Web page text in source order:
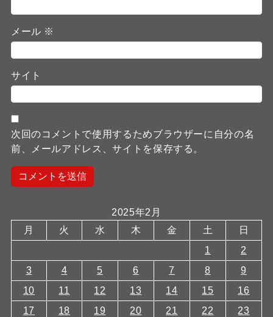
メール ※
サイト
次回のコメントで使用するためブラウザーに自分の名
前、メールアドレス、サイトを保存する。
2025年2月
月
火 水 木 金 土
日
1
2
3
4 5 6 7 8
9
10
11 12 13 14 15
16
17
18 19 20 21 22 23